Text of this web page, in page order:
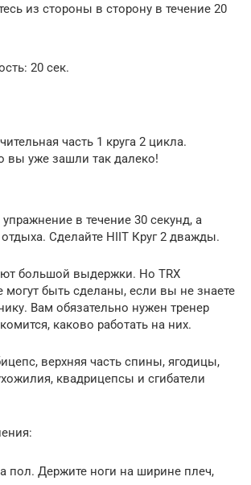
из стороны в сторону в течение 20
20 сек.
часть 1 круга 2 цикла.
вы уже зашли так далеко!
в течение 30 секунд, а
Сделайте HIIT Круг 2 дважды.
большой выдержки. Но TRX
могут быть сделаны, если вы не знаете
Вам обязательно нужен тренер
каково работать на них.
верхняя часть спины, ягодицы,
квадрицепсы и сгибатели
пол. Держите ноги на ширине плеч,